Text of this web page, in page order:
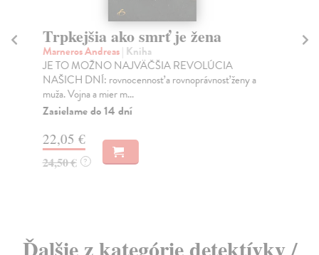
Trpkejšia ako smrť je žena
Marneros Andreas| Kniha
JE TO MOŽNO NAJVÄČŠIA REVOLÚCIA
NAŠICH DNÍ: rovnocennosť a rovnoprávnosť ženy a
muža. Vojna a mier m...
Zasielame do 14 dní
22,05 €
24,50 € ?